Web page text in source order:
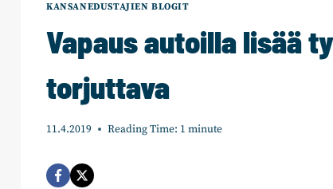
KANSANEDUSTAJIEN BLOGIT
Vapaus autoilla lisää
torjuttava
11.4.2019 Reading Time: 1 minute